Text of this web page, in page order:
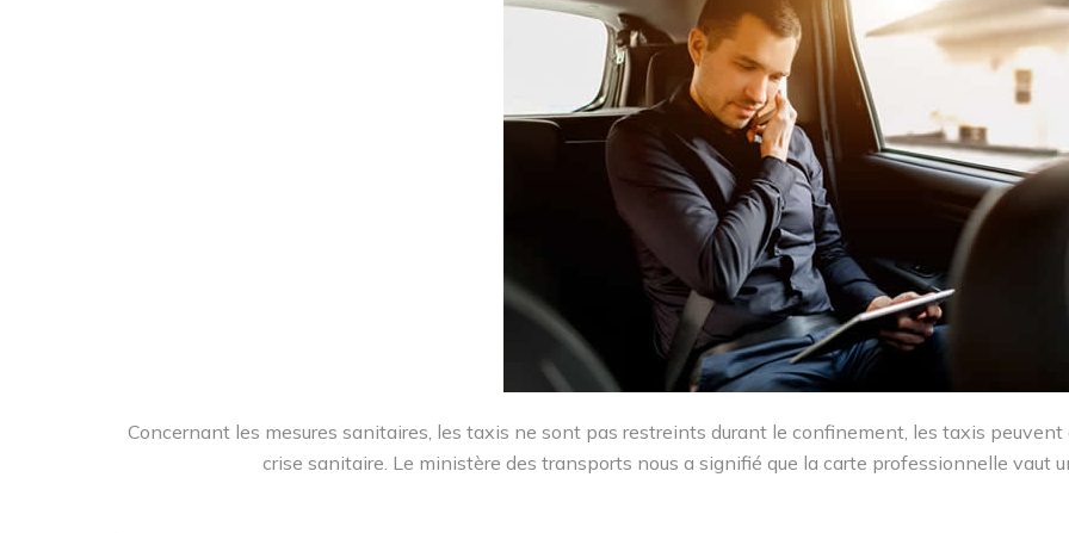
Concernant les mesures sanitaires, les taxis ne sont pas restreints durant le confinement, les taxis
crise sanitaire. Le ministère des transports nous a signifié que la carte professionnelle vaut